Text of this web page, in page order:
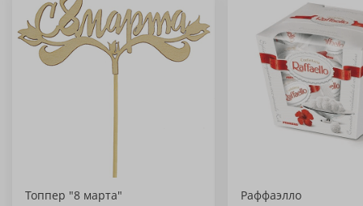
Топпер "8 марта" Раффаэлло